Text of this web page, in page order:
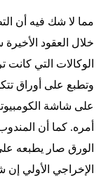
مما لا شك فيه أن
خلال العقود
الوكالات التي
وتطبع على أوراق
على شاشة
أمره. كما أن
الورق صار يطبعه
الإخراجي الأولي